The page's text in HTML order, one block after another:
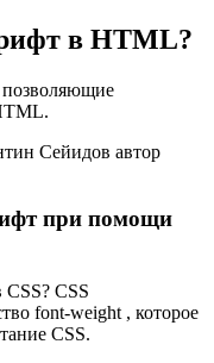
в HTML?
позволяющие
Сейидов автор
при помощи
CSS
font-weight , которое
CSS.